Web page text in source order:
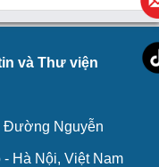
và Thư viện
Đường Nguyễn
Hà Nội, Việt Nam